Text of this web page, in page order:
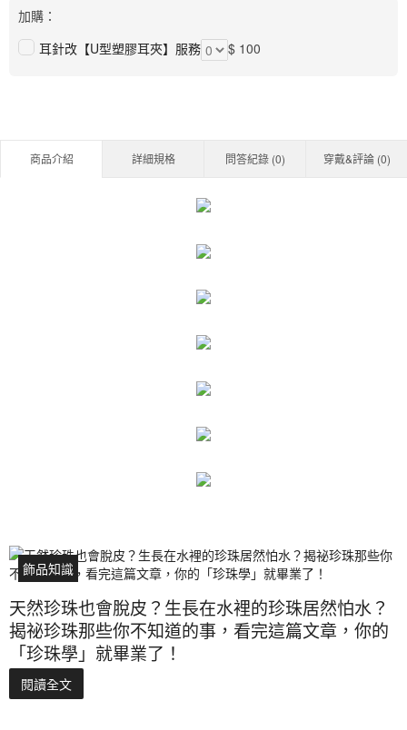
加購：
耳針改【U型塑膠耳夾】服務
$ 100
商品介紹 詳細規格 問答紀錄 (0) 穿戴&評論 (0)
飾品知識
天然珍珠也會脫皮？生長在水裡的珍珠居然怕水？
揭祕珍珠那些你不知道的事，看完這篇文章，你的
「珍珠學」就畢業了！
閱讀全文